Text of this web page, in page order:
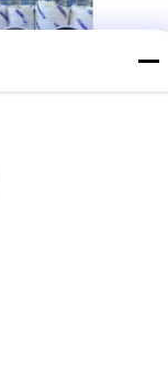
せのTecnolan
金属産業